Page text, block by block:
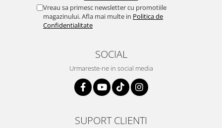
Vreau sa primesc newsletter cu promotiile
magazinului. Afla mai multe in Politica de
Confidentialitate
SOCIAL
Urmareste-ne in social media
SUPORT CLIENTI